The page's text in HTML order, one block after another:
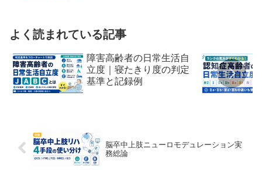
よく読まれている記事
障害高齢者の日常生活自
立度｜寝たきり度の判定
基準と記録例
脳卒中上肢ニューロモデュレーション実
務総論